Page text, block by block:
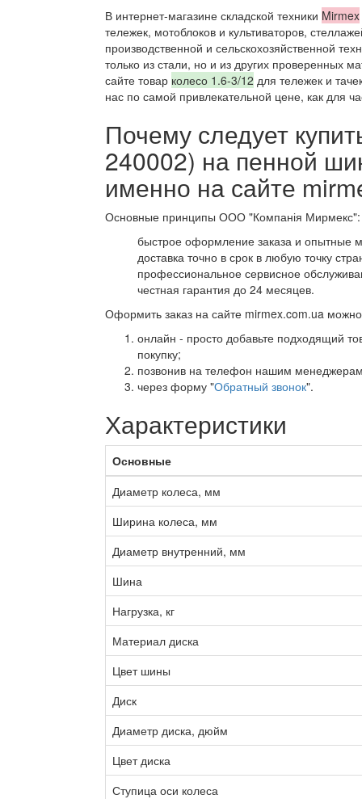
В интернет-магазине складской техники Mirmex
тележек, мотоблоков и культиваторов,
производственной и сельскохозяйственной
только из стали, но и из других проверенных
сайте товар колесо 1.6-3/12 для тележек и
нас по самой привлекательной цене, как для
Почему следует
240002) на пенной
именно на сайте
Основные принципы ООО "Компанія Мирмекс":
быстрое оформление заказа и опытные
доставка точно в срок в любую точку
профессиональное сервисное
честная гарантия до 24 месяцев.
Оформить заказ на сайте mirmex.com.ua
онлайн - просто добавьте подходящий
покупку;
позвонив на телефон нашим
через форму "Обратный звонок".
Характеристики
Основные
Диаметр колеса, мм
Ширина колеса, мм
Диаметр внутренний, мм
Шина
Нагрузка, кг
Материал диска
Цвет шины
Диск
Диаметр диска, дюйм
Цвет диска
Ступица оси колеса